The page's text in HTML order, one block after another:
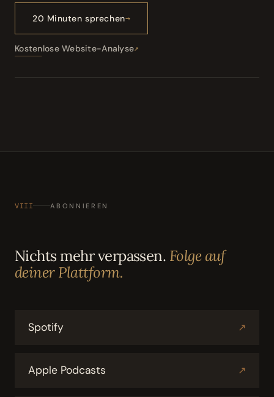
20 Minuten sprechen
Kostenlose Website-Analyse
VIII ABONNIEREN
Nichts mehr verpassen. Folge auf
deiner Plattform.
Spotify ↗
Apple Podcasts ↗